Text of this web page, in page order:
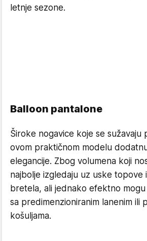
letnje sezone.
Balloon pantalone
Široke nogavice koje se sužavaju
ovom praktičnom modelu
elegancije. Zbog volumena koji
najbolje izgledaju uz uske topove
bretela, ali jednako efektno
sa predimenzioniranim lanenim ili
košuljama.